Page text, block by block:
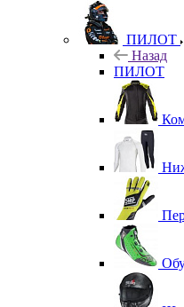
ПИЛОТ
Назад
ПИЛОТ